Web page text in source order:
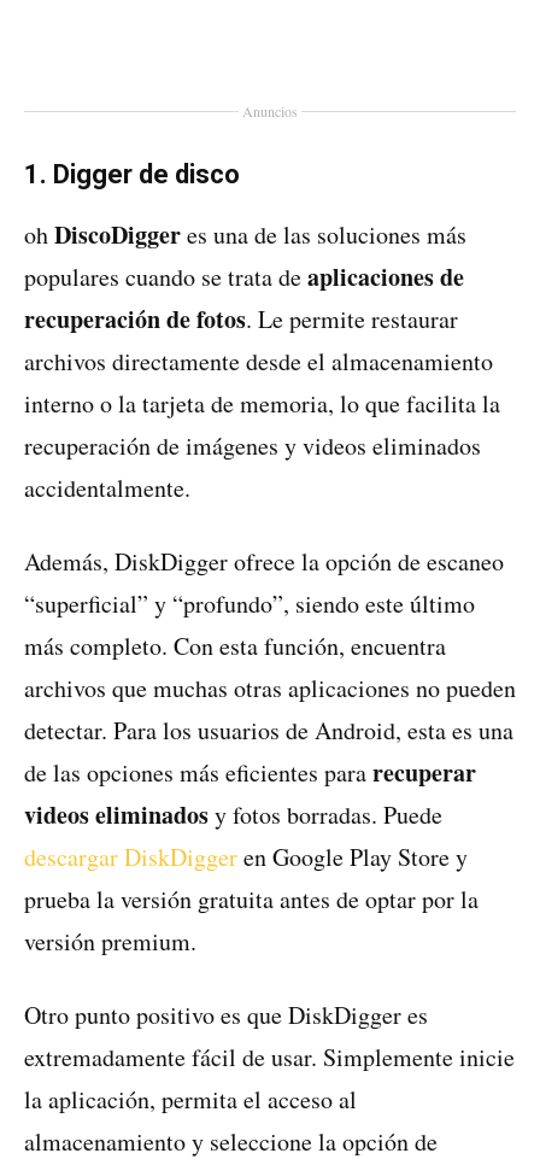
Anuncios
1. Digger de disco
ohDiscoDiggeres una de las soluciones más
populares cuando se trata deaplicaciones de
recuperación de fotos. Le permite restaurar
archivos directamente desde el almacenamiento
interno o la tarjeta de memoria, lo que facilita la
recuperación de imágenes y videos eliminados
accidentalmente.
Además, DiskDigger ofrece la opción de escaneo
“superficial” y “profundo”, siendo este último
más completo. Con esta función, encuentra
archivos que muchas otras aplicaciones no pueden
detectar. Para los usuarios de Android, esta es una
de las opciones más eficientes pararecuperar
videos eliminadosy fotos borradas. Puede
descargar DiskDiggeren Google Play Store y
prueba la versión gratuita antes de optar por la
versión premium.
Otro punto positivo es que DiskDigger es
extremadamente fácil de usar. Simplemente inicie
la aplicación, permita el acceso al
almacenamiento y seleccione la opción de